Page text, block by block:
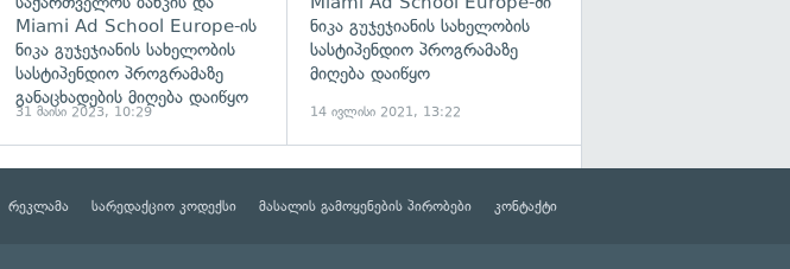
Miami Ad School Europe-ის
ნიკა გუჯეჯიანის სახელობის
სასტიპენდიო პროგრამაზე
განაცხადების მიღება დაიწყო
31 მაისი 2023, 10:29
ნიკა გუჯეჯიანის სახელობის
სასტიპენდიო პროგრამაზე
მიღება დაიწყო
14 ივლისი 2021, 13:22
რეკლამა სარედაქციო კოდექსი მასალის გამოყენების პირობები კონტაქტი